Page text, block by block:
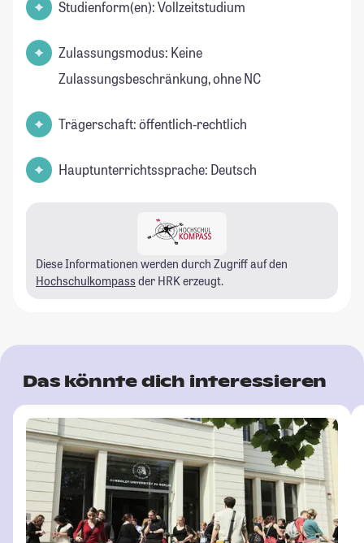
Studienform(en): Vollzeitstudium
Zulassungsmodus: Keine
Zulassungsbeschränkung, ohne NC
Trägerschaft: öffentlich-rechtlich
Hauptunterrichtssprache: Deutsch
Diese Informationen werden durch Zugriff auf den
Hochschulkompass der HRK erzeugt.
Das könnte dich interessieren